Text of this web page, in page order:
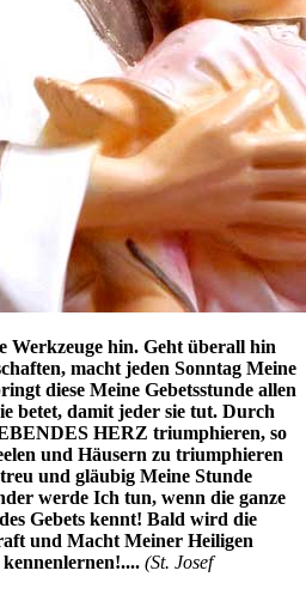
Werkzeuge hin. Geht überall hin
macht jeden Sonntag Meine
diese Meine Gebetsstunde allen
betet, damit jeder sie tut. Durch
HERZ triumphieren, so
und Häusern zu triumphieren
und gläubig Meine Stunde
werde Ich tun, wenn die ganze
Gebets kennt! Bald wird die
und MachtMeiner Heiligen
kennenlernen!.... (St. Josef